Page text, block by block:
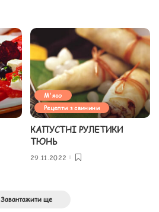
М'ясо
Рецепти з свинини
КАПУСТНІ РУЛЕТИКИ
ТЮНЬ
29.11.2022
Завантажити ще